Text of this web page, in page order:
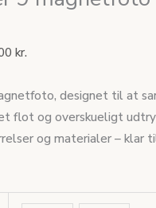
kr.
designet til at
flot og overskueligt
og materialer – klar